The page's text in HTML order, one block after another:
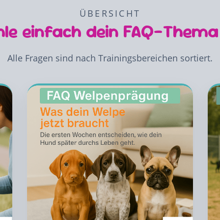
ÜBERSICHT
einfach dein FAQ-
Alle Fragen sind nach Trainingsbereichen sortiert.